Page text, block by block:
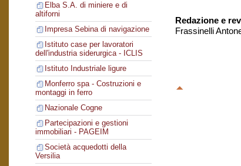
Elba S.A. di miniere e di
altiforni
Impresa Sebina di navigazione
Istituto case per lavoratori
dell'industria siderurgica - ICLIS
Istituto Industriale ligure
Monferro spa - Costruzioni e
montaggi in ferro
Nazionale Cogne
Partecipazioni e gestioni
immobiliari - PAGEIM
Società acquedotti della
Versilia
Redazione e
Frassinelli